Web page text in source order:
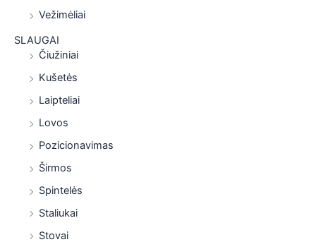
Vežimėliai
SLAUGAI
Čiužiniai
Kušetės
Laipteliai
Lovos
Pozicionavimas
Širmos
Spintelės
Staliukai
Stovai